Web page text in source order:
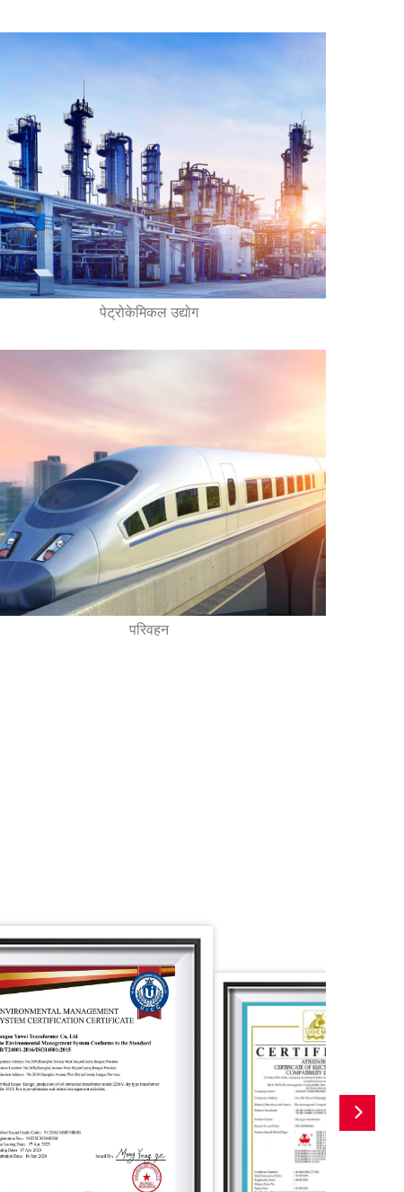
पेट्रोकेमिकल उद्योग
परिवहन